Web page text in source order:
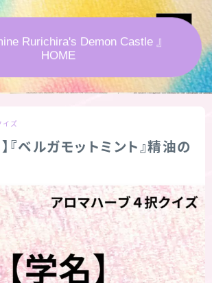
ンケート
レビュー
マハーブ４択クイズ (kindle出
Rurichira's Demon Castle 』
HOME
イズ
『ベルガモットミント』精油の